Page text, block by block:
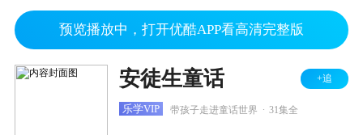
预览播放中，打开优酷APP看高清完整版
安徒生童话 +追
乐学VIP 带孩子走进童话世界 31集全